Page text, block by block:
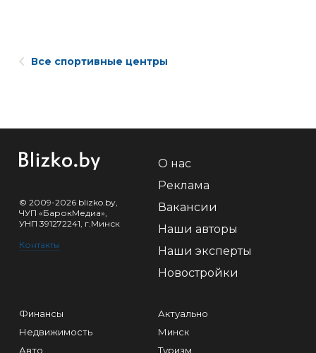
Все спортивные центры
© 2009-2026 blizko.by,
ЧУП «БарокМедиа»,
УНП 391272241, г.Минск
Контакты
О нас
Реклама
Вакансии
Наши авторы
Наши эксперты
Новостройки
Финансы
Недвижимость
Авто
Актуально
Минск
Туризм